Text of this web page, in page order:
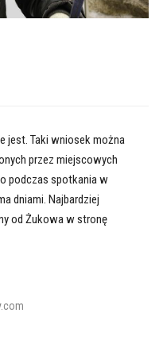
jest. Taki wniosek można
przez miejscowych
podczas spotkania w
dniami. Najbardziej
od Żukowa w stronę